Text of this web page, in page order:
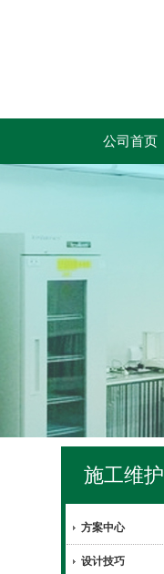
公司首页
施工维护
方案中心
设计技巧